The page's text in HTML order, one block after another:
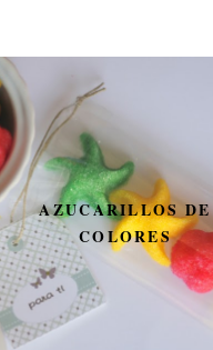
AZUCARILLOS DE
COLORES